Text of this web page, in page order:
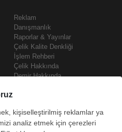
Reklam
Danışmanlık
Raporlar & Yayınlar
Çelik Kalite Denkliği
İşlem Rehberi
Çelik Hakkında
Demir Hakkında
Copyright © SteelOrbis Elektronik